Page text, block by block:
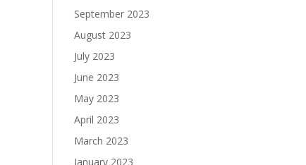
September 2023
August 2023
July 2023
June 2023
May 2023
April 2023
March 2023
January 2023